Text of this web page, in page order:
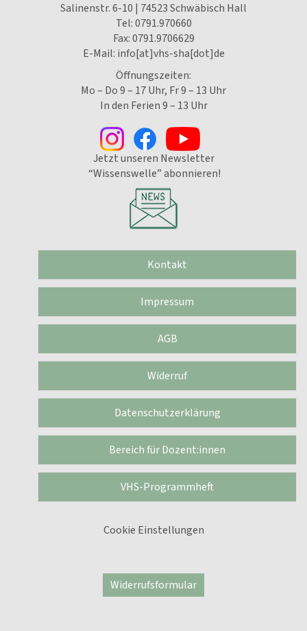
Salinenstr. 6-10 | 74523 Schwäbisch Hall
Tel:0791.970660
Fax: 0791.9706629
E-Mail: info[at]vhs-sha[dot]de
Öffnungszeiten:
Mo – Do 9 – 17 Uhr, Fr 9 – 13 Uhr
In den Ferien 9 – 13 Uhr
Jetzt unseren Newsletter
“Wissenswelle” abonnieren!
Kontakt
Impressum
AGB
Widerruf
Datenschutzerklärung
Bereich für Dozent:innen
VHS-Programmheft
Cookie Einstellungen
Widerrufsformular